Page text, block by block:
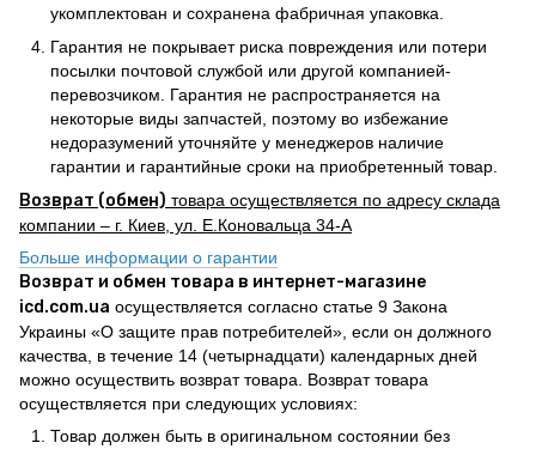
укомплектован и сохранена фабричная упаковка.
Гарантия не покрывает риска повреждения или потери
посылки почтовой службой или другой компанией-
перевозчиком. Гарантия не распространяется на
некоторые виды запчастей, поэтому во избежание
недоразумений уточняйте у менеджеров наличие
гарантии и гарантийные сроки на приобретенный товар.
Возврат (обмен) товара осуществляется по адресу склада
компании – г. Киев, ул. Е.Коновальца 34-А
Больше информации о гарантии
Возврат и обмен товара в интернет-магазине
icd.com.ua осуществляется согласно статье 9 Закона
Украины «О защите прав потребителей», если он должного
качества, в течение 14 (четырнадцати) календарных дней
можно осуществить возврат товара. Возврат товара
осуществляется при следующих условиях:
Товар должен быть в оригинальном состоянии без